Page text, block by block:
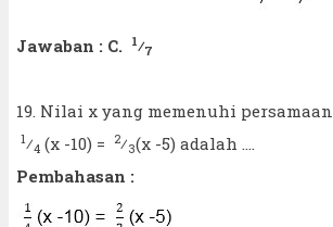
Jawaban : C. 1⁄7
19. Nilai x yang memenuhi persamaan
1⁄4 (x -10) = 2⁄3(x -5) adalah ....
Pembahasan :